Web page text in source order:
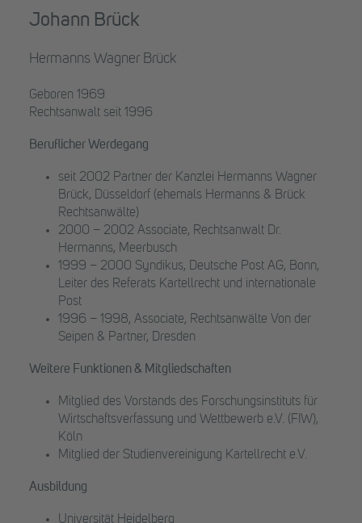
Johann Brück
Hermanns Wagner Brück
Geboren 1969
Rechtsanwalt seit 1996
Beruflicher Werdegang
seit 2002 Partner der Kanzlei Hermanns Wagner
Brück, Düsseldorf (ehemals Hermanns & Brück
Rechtsanwälte)
2000 – 2002 Associate, Rechtsanwalt Dr.
Hermanns, Meerbusch
1999 – 2000 Syndikus, Deutsche Post AG, Bonn,
Leiter des Referats Kartellrecht und internationale
Post
1996 – 1998, Associate, Rechtsanwälte Von der
Seipen & Partner, Dresden
Weitere Funktionen & Mitgliedschaften
Mitglied des Vorstands des Forschungsinstituts für
Wirtschaftsverfassung und Wettbewerb e.V. (FIW),
Köln
Mitglied der Studienvereinigung Kartellrecht e.V.
Ausbildung
Universität Heidelberg